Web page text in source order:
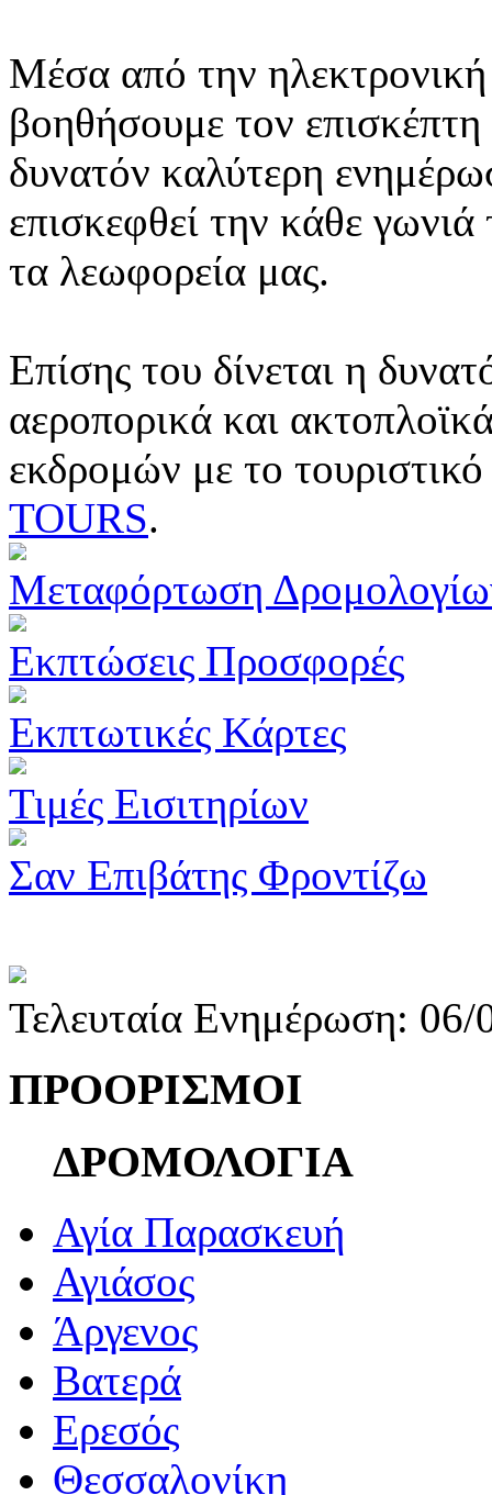
Μέσα από την ηλεκτρονική
βοηθήσουμε τον
δυνατόν καλύτερη
επισκεφθεί την κάθε
τα λεωφορεία μας.
Επίσης του δίνεται η
αεροπορικά και
εκδρομών με το
TOURS.
Μεταφόρτωση
Εκπτώσεις Προσφορές
Εκπτωτικές Κάρτες
Τιμές Εισιτηρίων
Σαν Επιβάτης Φροντίζω
Τελευταία Ενημέρωση:
ΠΡΟΟΡΙΣΜΟΙ
ΔΡΟΜΟΛΟΓΙΑ
Αγία Παρασκευή
Αγιάσος
Άργενος
Βατερά
Ερεσός
Θεσσαλονίκη